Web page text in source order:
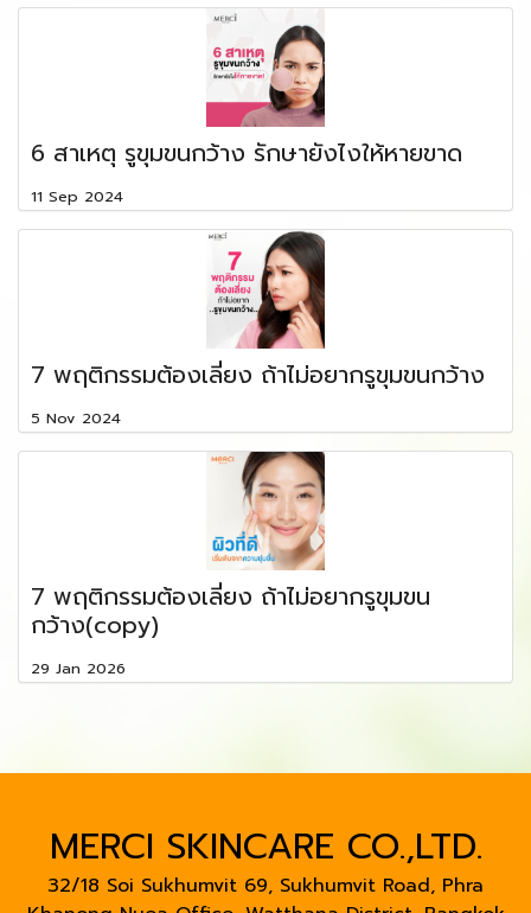
6 สาเหตุ รูขุมขนกว้าง รักษายังไงให้หายขาด
11 Sep 2024
7 พฤติกรรมต้องเลี่ยง ถ้าไม่อยากรูขุมขนกว้าง
5 Nov 2024
7 พฤติกรรมต้องเลี่ยง ถ้าไม่อยากรูขุมขน
กว้าง(copy)
29 Jan 2026
MERCI SKINCARE CO.,LTD.
32/18 Soi Sukhumvit 69, Sukhumvit Road, Phra